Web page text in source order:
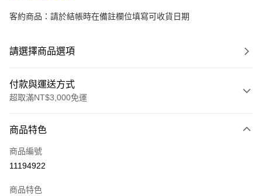
客約商品：請於結帳時在備註欄位填寫可收貨日期
請選擇商品選項
付款與運送方式
超取滿NT$3,000免運
信用卡一次付款
超商取貨付款
商品特色
商品編號
11194922
商品特色